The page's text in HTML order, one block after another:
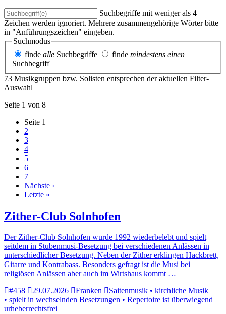
Suchbegriffe mit weniger als 4
Zeichen werden ignoriert. Mehrere zusammengehörige Wörter bitte
in "Anführungszeichen" eingeben.
Suchmodus
finde alle Suchbegriffe finde mindestens einen
Suchbegriff
73 Musikgruppen bzw. Solisten entsprechen der aktuellen Filter-
Auswahl
Seite 1 von 8
Seite 1
2
3
4
5
6
7
Nächste ›
Letzte »
Zither-Club Solnhofen
Der Zither-Club Solnhofen wurde 1992 wiederbelebt und spielt
seitdem in Stubenmusi-Besetzung bei verschiedenen Anlässen in
unterschiedlicher Besetzung. Neben der Zither erklingen Hackbrett,
Gitarre und Kontrabass. Besonders gefragt ist die Musi bei
religiösen Anlässen aber auch im Wirtshaus kommt …
#458
29.07.2026 Franken
Saitenmusik • kirchliche Musik
• spielt in wechselnden Besetzungen • Repertoire ist überwiegend
urheberrechtsfrei